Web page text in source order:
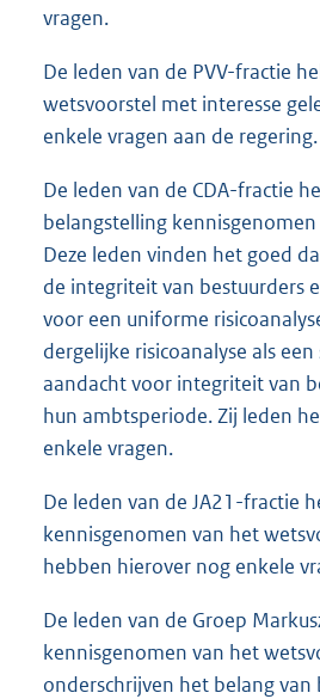
vragen.
De leden van de PVV-fractie
wetsvoorstel met interesse
enkele vragen aan de regering.
De leden van de CDA-fractie
belangstelling
Deze leden vinden het goed
de integriteit van bestuurders
voor een uniforme
dergelijke risicoanalyse als
aandacht voor integriteit van
hun ambtsperiode. Zij leden
enkele vragen.
De leden van de JA21-fractie
kennisgenomen van het
hebben hierover nog enkele
De leden van de Groep
kennisgenomen van het
onderschrijven het belang